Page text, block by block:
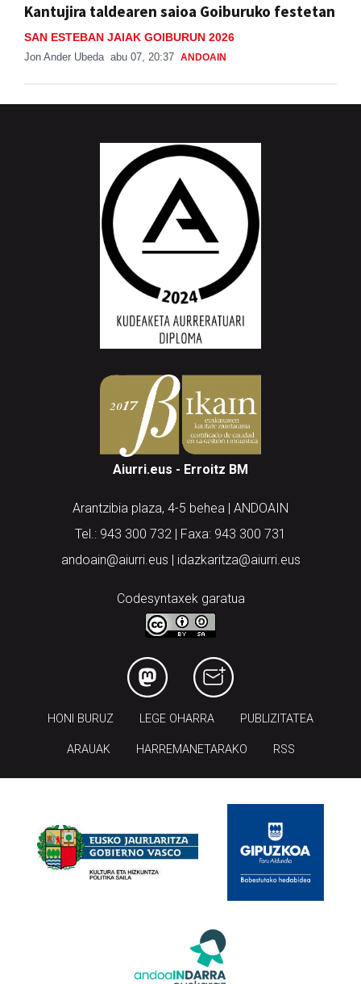
Kantujira taldearen saioa Goiburuko festetan
SAN ESTEBAN JAIAK GOIBURUN 2026
Jon Ander Ubeda abu 07, 20:37 ANDOAIN
Aiurri.eus - Erroitz BM
Arantzibia plaza, 4-5 behea | ANDOAIN
Tel.: 943 300 732 | Faxa: 943 300 731
andoain@aiurri.eus | idazkaritza@aiurri.eus
Codesyntaxek garatua
HONI BURUZ LEGE OHARRA PUBLIZITATEA
ARAUAK HARREMANETARAKO RSS